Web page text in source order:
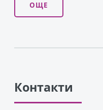
ОЩЕ
Контакти